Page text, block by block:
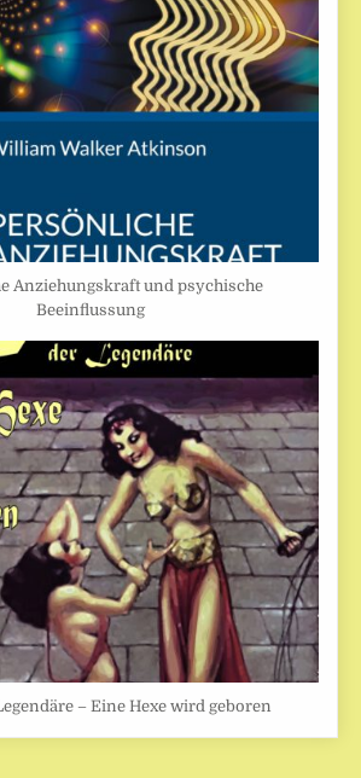
Anziehungskraft und psychische
Beeinflussung
– Eine Hexe wird geboren